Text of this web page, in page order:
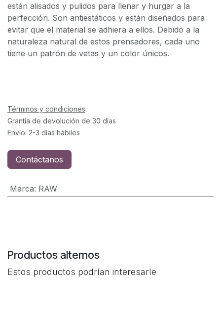
están alisados ​​y pulidos para llenar y hurgar a la
perfección. Son antiestáticos y están diseñados para
evitar que el material se adhiera a ellos. Debido a la
naturaleza natural de estos prensadores, cada uno
tiene un patrón de vetas y un color únicos.
Términos y condiciones
Grantía de devolución de 30 días
Envío: 2-3 días hábiles
Contáctanos
Marca: RAW
Productos alternos
Estos productos podrían interesarle